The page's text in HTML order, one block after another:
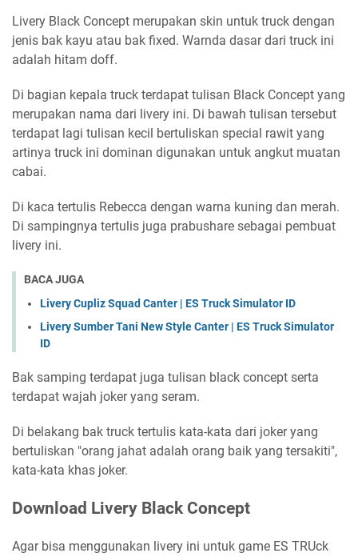
Livery Black Concept merupakan skin untuk truck dengan
jenis bak kayu atau bak fixed. Warnda dasar dari truck ini
adalah hitam doff.
Di bagian kepala truck terdapat tulisan Black Concept yang
merupakan nama dari livery ini. Di bawah tulisan tersebut
terdapat lagi tulisan kecil bertuliskan special rawit yang
artinya truck ini dominan digunakan untuk angkut muatan
cabai.
Di kaca tertulis Rebecca dengan warna kuning dan merah.
Di sampingnya tertulis juga prabushare sebagai pembuat
livery ini.
BACA JUGA
Livery Cupliz Squad Canter | ES Truck Simulator ID
Livery Sumber Tani New Style Canter | ES Truck Simulator
ID
Bak samping terdapat juga tulisan black concept serta
terdapat wajah joker yang seram.
Di belakang bak truck tertulis kata-kata dari joker yang
bertuliskan "orang jahat adalah orang baik yang tersakiti",
kata-kata khas joker.
Download Livery Black Concept
Agar bisa menggunakan livery ini untuk game ES TRUck